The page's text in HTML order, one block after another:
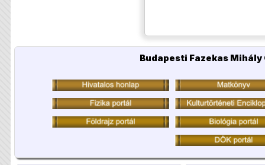
Budapesti Fazekas